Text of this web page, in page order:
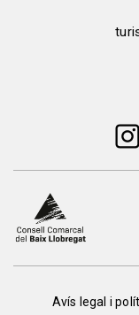
Avís legal i